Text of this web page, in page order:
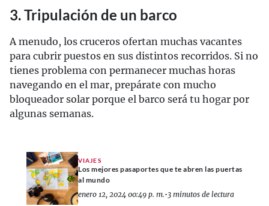
3. Tripulación de un barco
A menudo, los cruceros ofertan muchas vacantes
para cubrir puestos en sus distintos recorridos. Si no
tienes problema con permanecer muchas horas
navegando en el mar, prepárate con mucho
bloqueador solar porque el barco será tu hogar por
algunas semanas.
VIAJES
Los mejores pasaportes que te abren las puertas
al mundo
enero 12, 2024 00:49 p. m.•3 minutos de lectura